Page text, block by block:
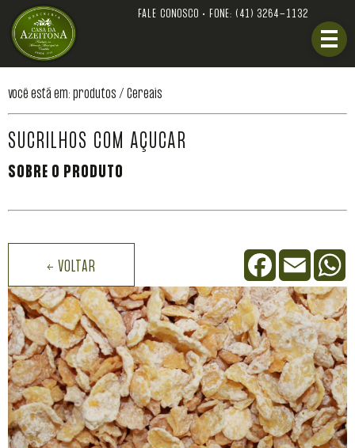
FALE CONOSCO • FONE: (41) 3264-1132
você está em: produtos / Cereais
SUCRILHOS COM AÇUCAR
SOBRE O PRODUTO
← VOLTAR
FacebookEmail